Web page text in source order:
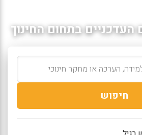
בתחום החינוך
חיפוש